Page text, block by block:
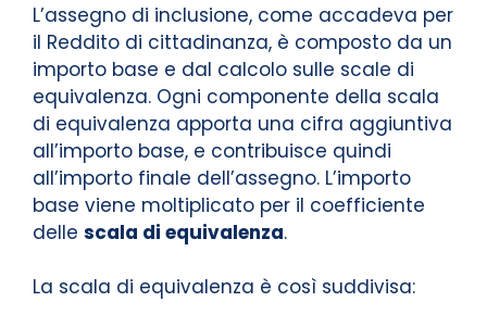
L’assegno di inclusione, come accadeva per
il Reddito di cittadinanza, è composto da un
importo base e dal calcolo sulle scale di
equivalenza. Ogni componente della scala
di equivalenza apporta una cifra aggiuntiva
all’importo base, e contribuisce quindi
all’importo finale dell’assegno. L’importo
base viene moltiplicato per il coefficiente
delle scala di equivalenza.
La scala di equivalenza è così suddivisa: